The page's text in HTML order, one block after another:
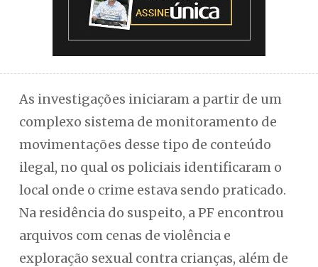
As investigações iniciaram a partir de um
complexo sistema de monitoramento de
movimentações desse tipo de conteúdo
ilegal, no qual os policiais identificaram o
local onde o crime estava sendo praticado.
Na residência do suspeito, a PF encontrou
arquivos com cenas de violência e
exploração sexual contra crianças, além de